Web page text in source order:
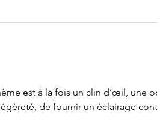
est à la fois un clin d’œil, une
de fournir un éclairage